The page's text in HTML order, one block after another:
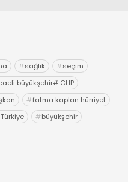
#sağlık #seçim
büyükşehir# CHP
#fatma kaplan hürriyet
Türkiye #büyükşehir